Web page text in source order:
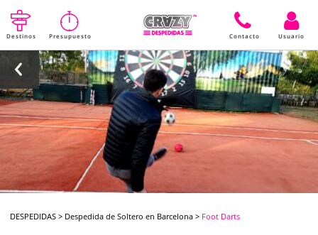
Destinos Presupuesto Contacto Usuario
DESPEDIDAS > Despedida de Soltero en Barcelona > Foot Darts